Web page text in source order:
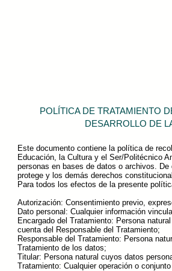
POLÍTICA DE TRATAMIENTO
DESARROLLO DE
Este documento contiene la política de
Educación, la Cultura y el Ser/Politécnico
personas en bases de datos o archivos.
protege y los demás derechos
Para todos los efectos de la presente
Autorización: Consentimiento previo,
Dato personal: Cualquier información
Encargado del Tratamiento: Persona
cuenta del Responsable del Tratamiento;
Responsable del Tratamiento: Persona
Tratamiento de los datos;
Titular: Persona natural cuyos datos
Tratamiento: Cualquier operación o